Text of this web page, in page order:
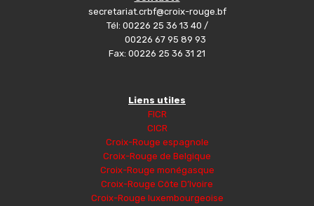
secretariat.crbf@croix-rouge.bf
Tél: 00226 25 36 13 40 /
00226 67 95 89 93
Fax: 00226 25 36 31 21
Liens utiles
FICR
CICR
Croix-Rouge espagnole
Croix-Rouge de Belgique
Croix-Rouge monégasque
Croix-Rouge Côte D’Ivoire
Croix-Rouge luxembourgeoise